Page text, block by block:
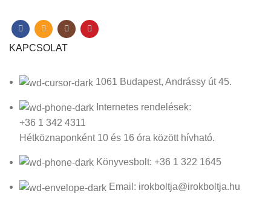
KAPCSOLAT
1061 Budapest, Andrássy út 45.
Internetes rendelések:
+36 1 342 4311
Hétköznaponként 10 és 16 óra között hívható.
Könyvesbolt: +36 1 322 1645
Email: irokboltja@irokboltja.hu